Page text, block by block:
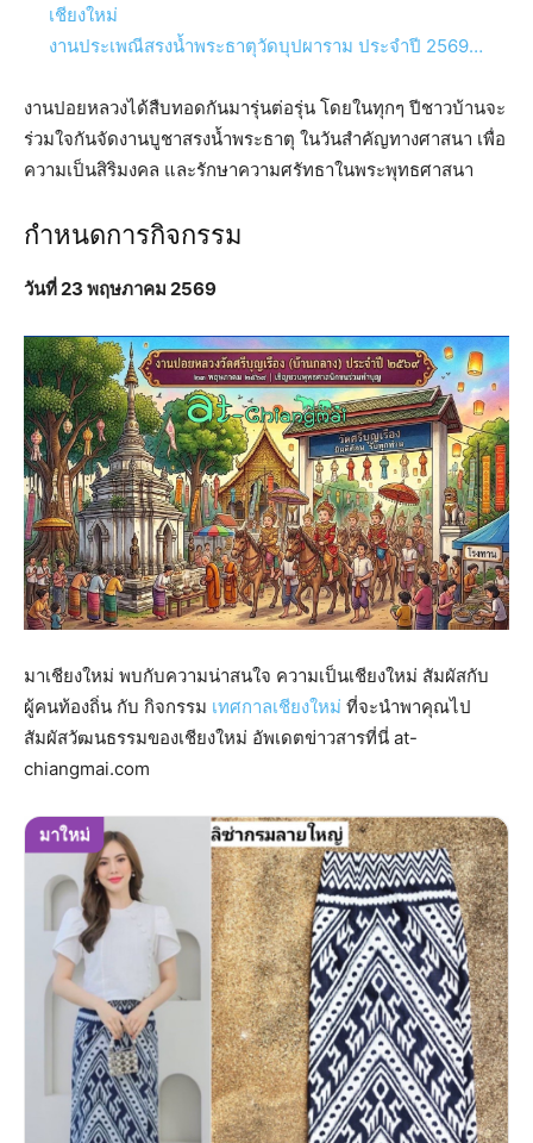
งานประเพณีสรงน้ำพระธาตุวัดบุปผาราม ประจำปี 2569…
งานปอยหลวงได้สืบทอดกันมารุ่นต่อรุ่น โดยในทุกๆ ปีชาวบ้านจะ
ร่วมใจกันจัดงานบูชาสรงน้ำพระธาตุ ในวันสำคัญทางศาสนา เพื่อ
ความเป็นสิริมงคล และรักษาความศรัทธาในพระพุทธศาสนา
กำหนดการกิจกรรม
วันที่ 23 พฤษภาคม 2569
มาเชียงใหม่ พบกับความน่าสนใจ ความเป็นเชียงใหม่ สัมผัสกับ
ผู้คนท้องถิ่น กับ กิจกรรม เทศกาลเชียงใหม่ ที่จะนำพาคุณไป
สัมผัสวัฒนธรรมของเชียงใหม่ อัพเดตข่าวสารที่นี่ at-
chiangmai.com
มาใหม่